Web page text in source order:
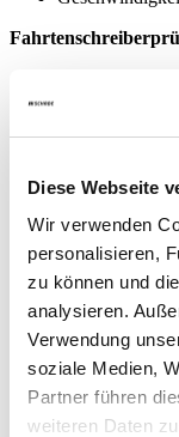
Diese Webseite
Wir verwenden
personalisieren,
zu können und
analysieren.
Verwendung
soziale Medien,
Partner führen
weiteren Daten
die Bereifung
Kontakt